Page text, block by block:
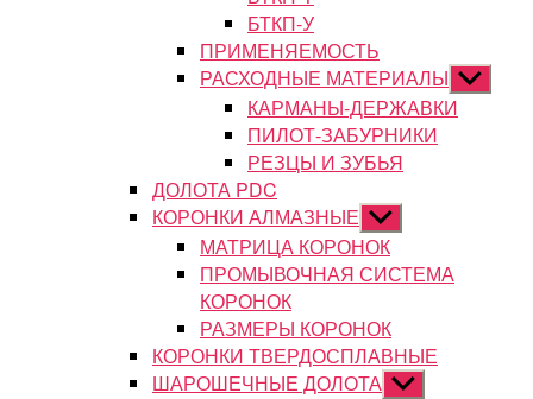
БТКП-У
ПРИМЕНЯЕМОСТЬ
РАСХОДНЫЕ МАТЕРИАЛЫ
подменю
КАРМАНЫ-ДЕРЖАВКИ
ПИЛОТ-ЗАБУРНИКИ
РЕЗЦЫ И ЗУБЬЯ
ДОЛОТА PDC
КОРОНКИ АЛМАЗНЫЕ Показывать
подменю
МАТРИЦА КОРОНОК
ПРОМЫВОЧНАЯ СИСТЕМА
КОРОНОК
РАЗМЕРЫ КОРОНОК
КОРОНКИ ТВЕРДОСПЛАВНЫЕ
ШАРОШЕЧНЫЕ ДОЛОТА Показывать